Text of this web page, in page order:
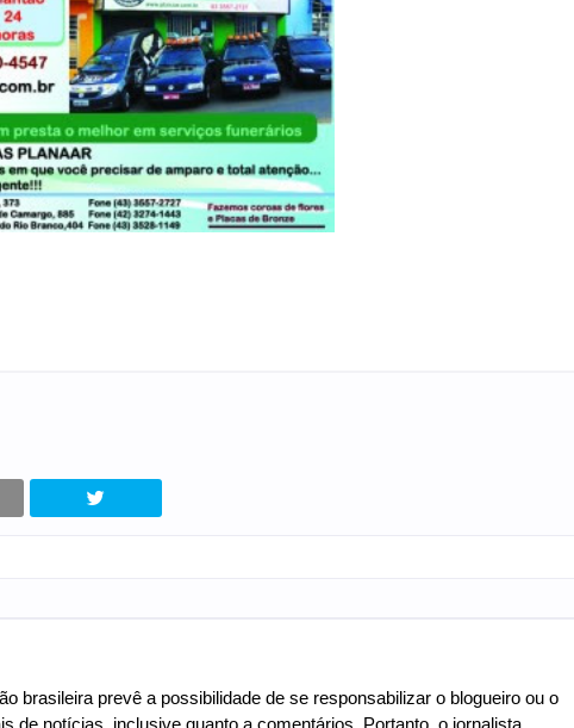
brasileira prevê a possibilidade de se responsabilizar o blogueiro ou o
de notícias, inclusive quanto a comentários. Portanto, o jornalista